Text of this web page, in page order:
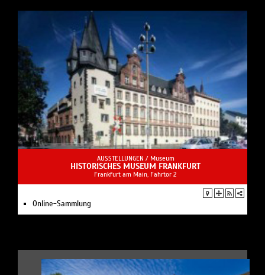
AUSSTELLUNGEN / Museum
HISTORISCHES MUSEUM FRANKFURT
Frankfurt am Main, Fahrtor 2
Online-Sammlung